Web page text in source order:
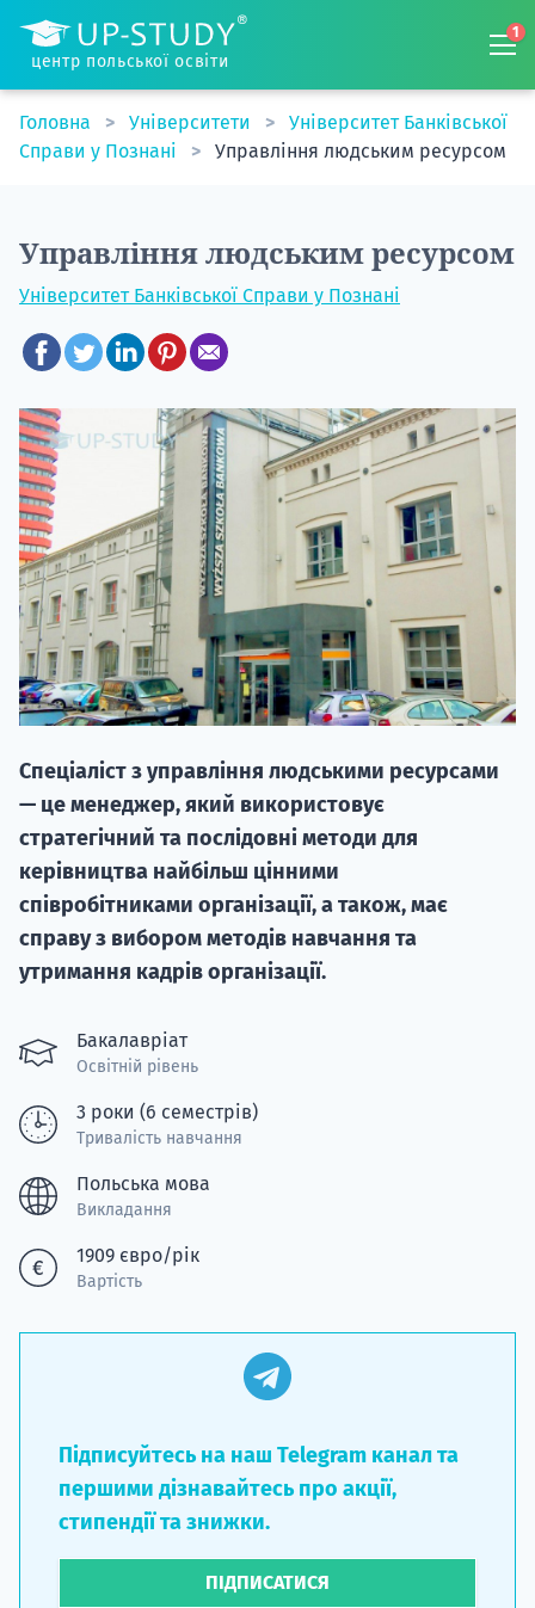
центр польської освіти
1
Головна Університети
Університет Банківської
Справи у Познані
Управління людським ресурсом
Управління людським ресурсом
Університет Банківської Справи у Познані
Спеціаліст з управління людськими ресурсами
— це менеджер, який використовує
стратегічний та послідовні методи для
керівництва найбільш цінними
співробітниками організації, а також, має
справу з вибором методів навчання та
утримання кадрів організації.
Бакалавріат
Освітній рівень
3 роки (6 семестрів)
Тривалість навчання
Польська мова
Викладання
1909 євро/рік
Вартість
Підписуйтесь на наш Telegram канал та
першими дізнавайтесь про акції,
стипендії та знижки.
ПІДПИСАТИСЯ
вступ на